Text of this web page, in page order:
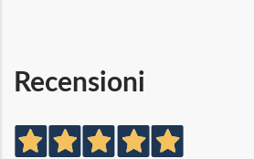
Recensioni